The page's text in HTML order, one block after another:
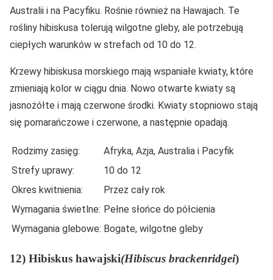
Australii i na Pacyfiku. Rośnie również na Hawajach. Te
rośliny hibiskusa tolerują wilgotne gleby, ale potrzebują
ciepłych warunków w strefach od 10 do 12.
Krzewy hibiskusa morskiego mają wspaniałe kwiaty, które
zmieniają kolor w ciągu dnia. Nowo otwarte kwiaty są
jasnożółte i mają czerwone środki. Kwiaty stopniowo stają
się pomarańczowe i czerwone, a następnie opadają.
Rodzimy zasięg:
Afryka, Azja, Australia i Pacyfik
Strefy uprawy:
10 do 12
Okres kwitnienia:
Przez cały rok
Wymagania świetlne: Pełne słońce do półcienia
Wymagania glebowe: Bogate, wilgotne gleby
12) Hibiskus hawajski(Hibiscus brackenridgei)